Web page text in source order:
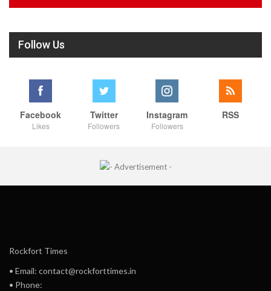
Follow Us
Facebook
Likes
Twitter
Followers
Instagram
Followers
RSS
Rockfort Times
• Email: contact@rockforttimes.in
• Phone: